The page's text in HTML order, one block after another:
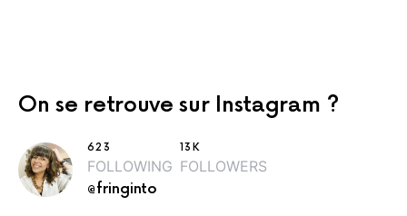
On se retrouve sur Instagram ?
623
FOLLOWING
13K
FOLLOWERS
@fringinto